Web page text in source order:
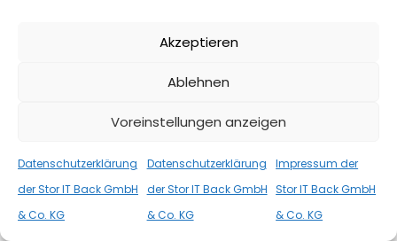
Akzeptieren
Ablehnen
Voreinstellungen anzeigen
Datenschutzerklärung
der Stor IT Back GmbH
& Co. KG
Datenschutzerklärung
der Stor IT Back GmbH
& Co. KG
Impressum der
Stor IT Back GmbH
& Co. KG
sich kein Problem. Auf der Webseite von Paperless-ngx